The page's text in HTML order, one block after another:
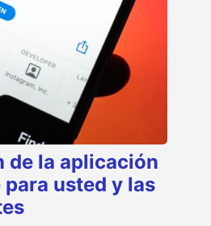
de la aplicación
usted y las